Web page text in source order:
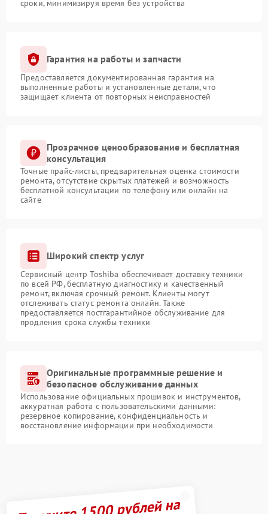
сроки, минимизируя время без устройства
Гарантия на работы и запчасти
Предоставляется документированная гарантия на
выполненные работы и установленные детали, что
защищает клиента от повторных неисправностей
Прозрачное ценообразование и бесплатная
консультация
Точные прайс-листы, предварительная оценка стоимости
ремонта, отсутствие скрытых платежей и возможность
бесплатной консультации по телефону или онлайн на
сайте
Широкий спектр услуг
Сервисный центр Toshiba обеспечивает доставку техники
по всей РФ, бесплатную диагностику и качественный
ремонт, включая срочный ремонт. Клиенты могут
отслеживать статус ремонта онлайн. Также
предоставляется постгарантийное обслуживание для
продления срока службы техники
Оригинальные программные решение и
безопасное обслуживание данных
Использование официальных прошивок и инструментов,
аккуратная работа с пользовательскими данными:
резервное копирование, конфиденциальность и
восстановление информации при необходимости